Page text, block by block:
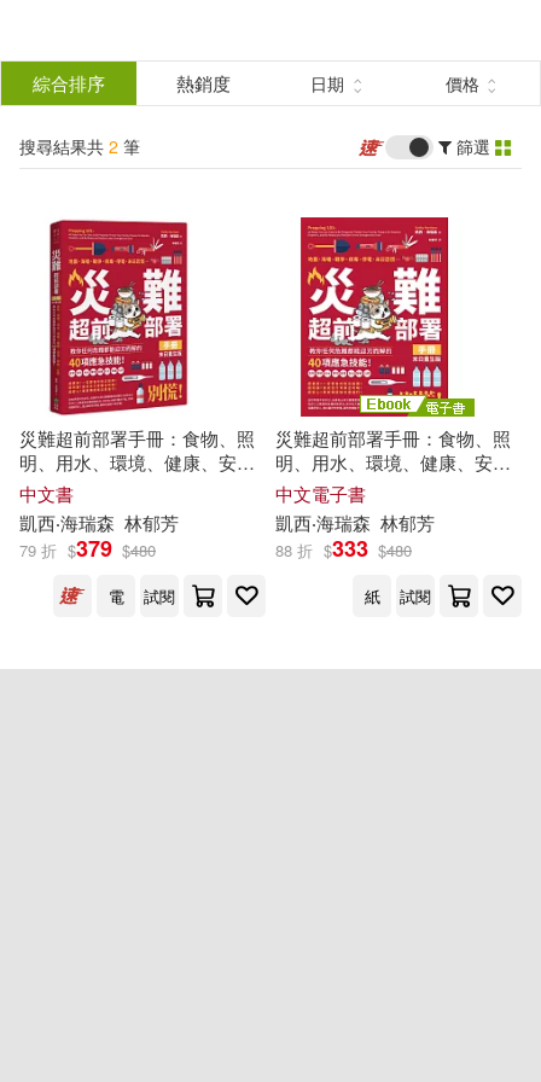
結
分類 (單選)
所有商品(2) 圖書(1)
電子書(1)
作者 (可複選)
凱西‧海瑞森(2)
出版社 (可複選)
綜合排序 熱銷度 日期 價格
搜尋結果共 2 筆 篩選
災難超前部署手冊：食物、照
明、用水、環境、健康、安
全、聯絡、社群，教你任何危
難都能迎刃而解的 40
能!【末日重生版】
中文書
凱西‧海瑞森 林郁芳
79 折 $379 $480
電
試閱
災難超前部署手冊：食物、照
明、用水、環境、健康、安
全、聯絡、社群，教你任何危
難都能迎刃而解的 40
能!【末日重生版】 (電子書)
中文電子書
凱西‧海瑞森 林郁芳
88 折 $333 $480
紙
試閱